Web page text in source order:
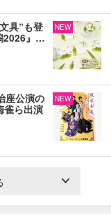
具”も登
2026』…
NEW
座公演の
ら出演
NEW